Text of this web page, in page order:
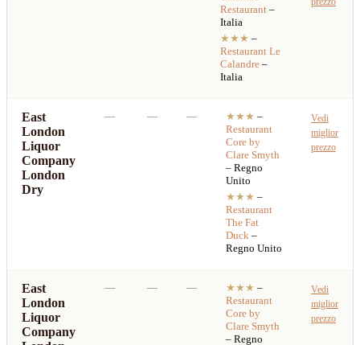
Restaurant –
Italia
★★★ –
RestaurantLe
Calandre –
Italia
East
London
Liquor
Company
London
Dry
— — — ★★★ –
Restaurant
Core by
Clare Smyth
– Regno
Unito
★★★ –
Restaurant
The Fat
Duck –
Regno Unito
Vedi
miglior
prezzo
East
London
Liquor
Company
— — — ★★★ –
Restaurant
Core by
Clare Smyth
– Regno
Vedi
miglior
prezzo